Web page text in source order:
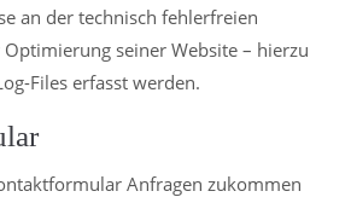
an der technisch fehlerfreien
seiner Website – hierzu
Files erfasst werden.
Anfragen zukommen